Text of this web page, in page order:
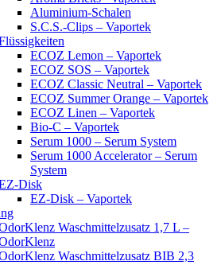
Aluminium-Schalen
S.C.S.-Clips – Vaportek
ECOZ Lemon – Vaportek
ECOZ SOS – Vaportek
ECOZ Classic Neutral – Vaportek
ECOZ Summer Orange – Vaportek
ECOZ Linen – Vaportek
Bio-C – Vaportek
Serum 1000 – Serum System
Serum 1000 Accelerator – Serum
System
Disk
EZ-Disk – Vaportek
Waschmittelzusatz 1,7 L –
Waschmittelzusatz BIB 2,3